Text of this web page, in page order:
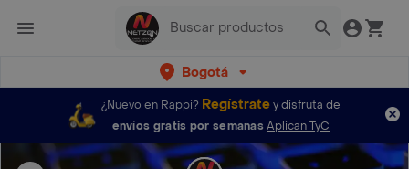
Bogotá
¿Nuevo en Rappi? Regístratey disfruta de
envíos gratis por semanas Aplican TyC